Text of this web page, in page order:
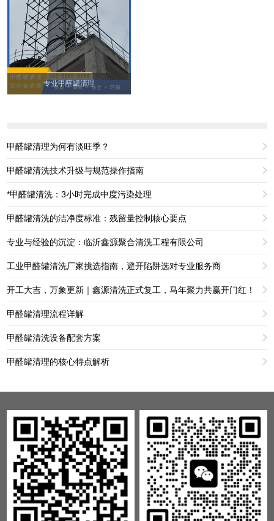
专业甲醛罐清理
甲醛罐清理为何有淡旺季？
甲醛罐清洗技术升级与规范操作指南
*甲醛罐清洗：3小时完成中度污染处理
甲醛罐清洗的洁净度标准：残留量控制核心要点
专业与经验的沉淀：临沂鑫源聚合清洗工程有限公司
工业甲醛罐清洗厂家挑选指南，避开陷阱选对专业服务商
开工大吉，万象更新｜鑫源清洗正式复工，马年聚力共赢开门红！
甲醛罐清理流程详解
甲醛罐清洗设备配套方案
甲醛罐清理的核心特点解析